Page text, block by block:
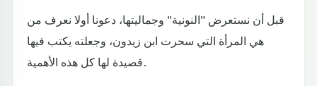
قبل أن نستعرض "النونية" وجماليتها، دعونا أولا نعرف من
هي المرأة التي سحرت ابن زيدون، وجعلته يكتب فيها
قصيدة لها كل هذه الأهمية.